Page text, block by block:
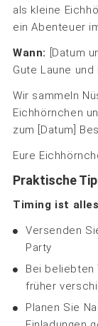
als kleine
ein Abenteuer
Wann:
[Datum
Gute Laune
Wir sammeln
Eichhörnchen
zum [Datum]
Eure
Praktische
Timing ist
Versenden
Party
Bei beliebten
früher
Planen Sie